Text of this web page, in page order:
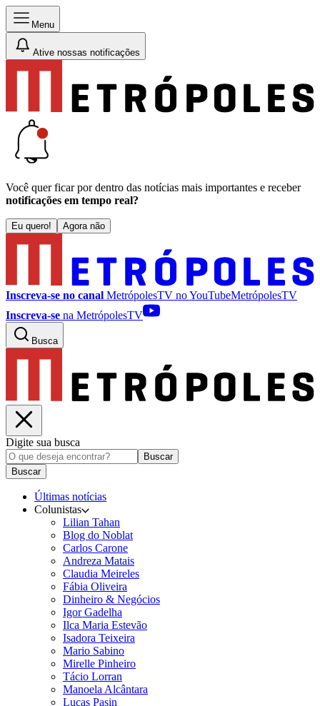
Menu
Ative nossas notificações
Você quer ficar por dentro das notícias mais importantes e receber
notificações em tempo real?
Eu quero! Agora não
Inscreva-se no canal MetrópolesTV noYouTubeMetrópolesTV
Inscreva-se na MetrópolesTV
Busca
Digite sua busca
Buscar
Buscar
Últimas notícias
Colunistas
Lilian Tahan
Blog do Noblat
Carlos Carone
Andreza Matais
Claudia Meireles
Fábia Oliveira
Dinheiro & Negócios
Igor Gadelha
Ilca Maria Estevão
Isadora Teixeira
Mario Sabino
Mirelle Pinheiro
Tácio Lorran
Manoela Alcântara
Lucas Pasin